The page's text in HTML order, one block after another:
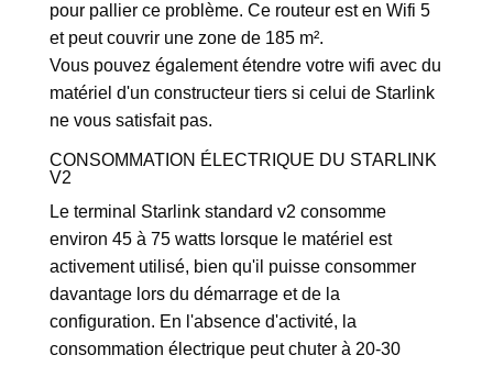
pour pallier ce problème. Ce routeur est en Wifi 5
et peut couvrir une zone de 185 m².
Vous pouvez également étendre votre wifi avec du
matériel d'un constructeur tiers si celui de Starlink
ne vous satisfait pas.
CONSOMMATION ÉLECTRIQUE DU STARLINK
V2
Le terminal Starlink standard v2 consomme
environ 45 à 75 watts lorsque le matériel est
activement utilisé, bien qu'il puisse consommer
davantage lors du démarrage et de la
configuration. En l'absence d'activité, la
consommation électrique peut chuter à 20-30